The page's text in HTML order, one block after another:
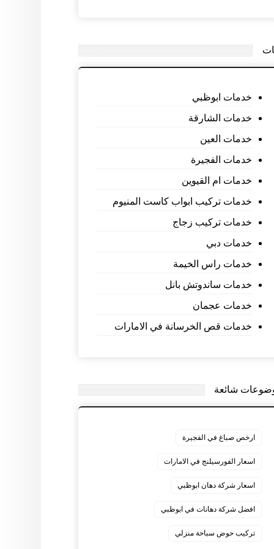
خدمات ابوظبي
خدمات الشارقة
خدمات العين
خدمات الفجيرة
خدمات ام القيوين
خدمات تركيب ابواب كاست المنيوم
خدمات تركيب زجاج
خدمات دبي
خدمات راس الخيمة
خدمات ساندوتش بانل
خدمات عجمان
خدمات قص الخرسانة في الامارات
شائعة
ارخص صباغ في الفجيرة
اسعار الفورسيلنج في الامارات
اسعار شركة دهان ابوظبي
افضل شركة دهانات في ابوظبي
تركيب حوض سباحة منزلي